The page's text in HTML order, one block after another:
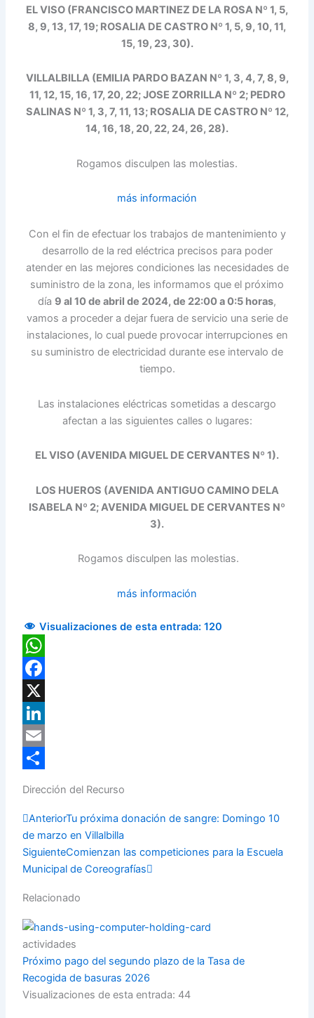
EL VISO (FRANCISCO MARTINEZ DE LA ROSA Nº 1, 5,
8, 9, 13, 17, 19; ROSALIA DE CASTRO Nº 1, 5, 9, 10, 11,
15, 19, 23, 30).
VILLALBILLA (EMILIA PARDO BAZAN Nº 1, 3, 4, 7, 8, 9,
11, 12, 15, 16, 17, 20, 22; JOSE ZORRILLA Nº 2; PEDRO
SALINAS Nº 1, 3, 7, 11, 13; ROSALIA DE CASTRO Nº 12,
14, 16, 18, 20, 22, 24, 26, 28).
Rogamos disculpen las molestias.
más información
Con el fin de efectuar los trabajos de mantenimiento y
desarrollo de la red eléctrica precisos para poder
atender en las mejores condiciones las necesidades de
suministro de la zona, les informamos que el próximo
día 9 al 10 de abril de 2024, de 22:00 a 0:5 horas,
vamos a proceder a dejar fuera de servicio una serie de
instalaciones, lo cual puede provocar interrupciones en
su suministro de electricidad durante ese intervalo de
tiempo.
Las instalaciones eléctricas sometidas a descargo
afectan a las siguientes calles o lugares:
EL VISO (AVENIDA MIGUEL DE CERVANTES Nº 1).
LOS HUEROS (AVENIDA ANTIGUO CAMINO DELA
ISABELA Nº 2; AVENIDA MIGUEL DE CERVANTES Nº
3).
Rogamos disculpen las molestias.
más información
Visualizaciones de esta entrada: 120
WhatsApp
Facebook
X
LinkedIn
Email
Dirección del Recurso
Prev
AnteriorTu próxima donación de sangre: Domingo 10
de marzo en Villalbilla
SiguienteComienzan las competiciones para la Escuela
Municipal de Coreografías
Next
Relacionado
actividades
Próximo pago del segundo plazo de la Tasa de
Recogida de basuras 2026
Visualizaciones de esta entrada: 44